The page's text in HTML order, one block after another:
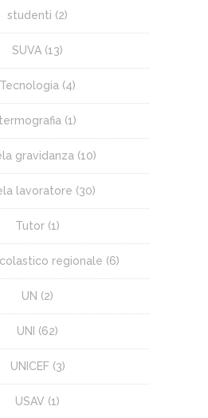
studenti (2)
SUVA (13)
Tecnologia (4)
termografia (1)
gravidanza (10)
lavoratore (30)
Tutor (1)
regionale (6)
UN (2)
UNI (62)
UNICEF(3)
USAV (1)